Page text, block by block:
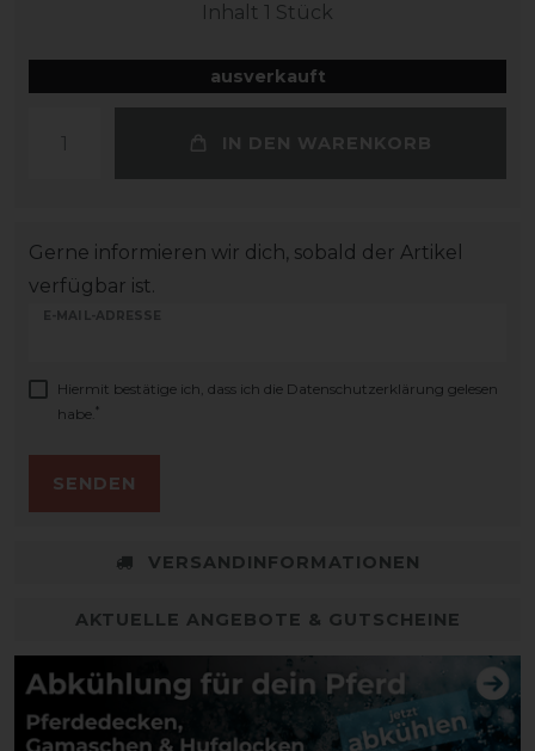
Inhalt 1 Stück
ausverkauft
IN DEN WARENKORB
Gerne informieren wir dich, sobald der Artikel
verfügbar ist.
E-MAIL-ADRESSE
Hiermit bestätige ich, dass ich die Daten­schutz­erklärung gelesen
habe. *
SENDEN
VERSANDINFORMATIONEN
AKTUELLE ANGEBOTE & GUTSCHEINE